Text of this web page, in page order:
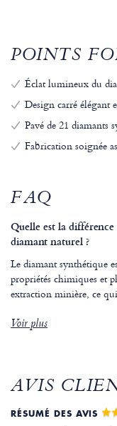
POINTS
Éclat lumineux du
Design carré élégant
Pavé de 21 diamants
Fabrication soignée
FAQ
Quelle est la
diamant naturel ?
Le diamant synthétique
propriétés chimiques et
extraction minière, ce
Voir plus
AVIS
RÉSUMÉ DES AVIS